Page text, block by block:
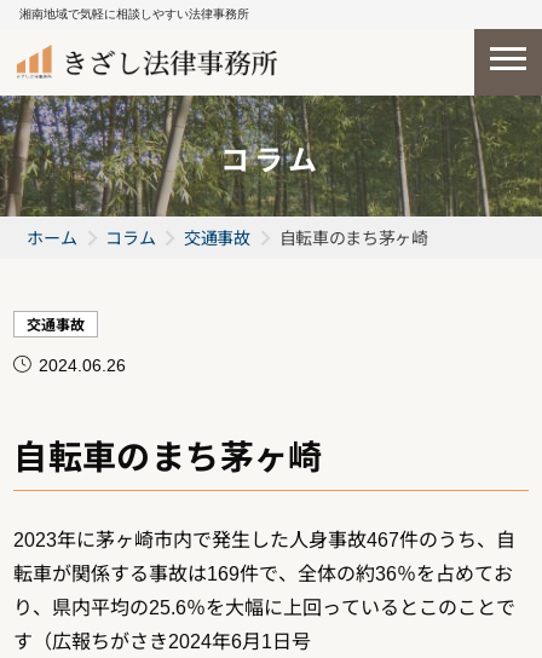
湘南地域で気軽に相談しやすい法律事務所
コラム
ホーム コラム 交通事故 自転車のまち茅ヶ崎
交通事故
2024.06.26
自転車のまち茅ヶ崎
2023年に茅ヶ崎市内で発生した人身事故467件のうち、自
転車が関係する事故は169件で、全体の約36％を占めてお
り、県内平均の25.6％を大幅に上回っているとこのことで
す（広報ちがさき2024年6月1日号